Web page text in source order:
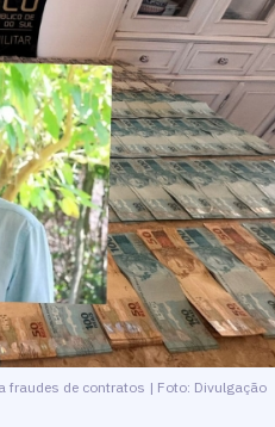
fraudes de contratos | Foto: Divulgação